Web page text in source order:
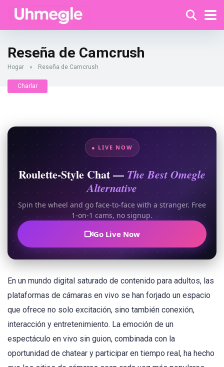
Reseña de Camcrush
Hogar » Reseña de Camcrush
Charlar
● LIVE NOW
Roulette-Style Chat — The Best Omegle
Alternative
Spin the wheel and go face-to-face with a stranger. Free
1-on-1 cams, no signup.
Go Live Now
En un mundo digital saturado de contenido para adultos, las
plataformas de cámaras en vivo se han forjado un espacio
que ofrece no solo excitación, sino también conexión,
interacción y entretenimiento. La emoción de un
espectáculo en vivo sin guion, combinada con la
oportunidad de chatear y participar en tiempo real, ha hecho